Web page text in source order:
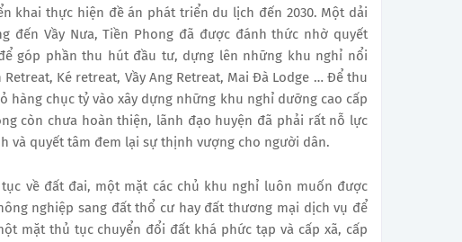
khai thực hiện đề án phát triển du lịch đến 2030. Một dải
đến Vầy Nưa, Tiền Phong đã được đánh thức nhờ quyết
góp phần thu hút đầu tư, dựng lên những khu nghỉ nổi
Ké retreat, Vầy Ang Retreat, Mai Đà Lodge … Để thu
hàng chục tỷ vào xây dựng những khu nghỉ dưỡng cao cấp
còn chưa hoàn thiện, lãnh đạo huyện đã phải rất nỗ lực
và quyết tâm đem lại sự thịnh vượng cho người dân.
về đất đai, một mặt các chủ khu nghỉ luôn muốn được
nghiệp sang đất thổ cư hay đất thương mại dịch vụ để
mặt thủ tục chuyển đổi đất khá phức tạp và cấp xã, cấp